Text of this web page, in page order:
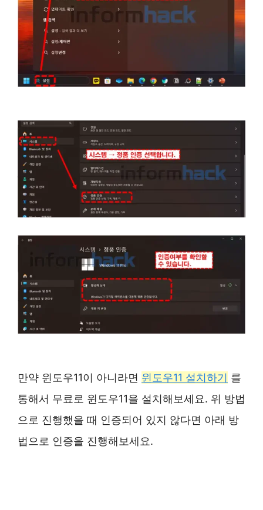
만약 윈도우11이 아니라면 윈도우11 설치하기 를
통해서 무료로 윈도우11을 설치해보세요. 위 방법
으로 진행했을 때 인증되어 있지 않다면 아래 방
법으로 인증을 진행해보세요.